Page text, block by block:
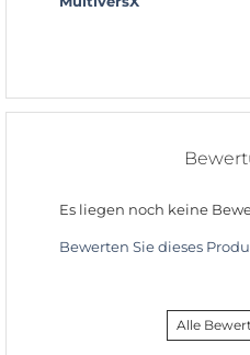
Es liegen noch keine
Bewerten Sie dieses
Alle